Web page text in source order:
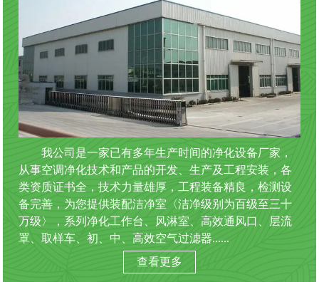
我公司是一家已有多年生产时间的净化设备厂家，
从事空调净化技术和产品的开发、生产及工程安装，各
类资质证书全，技术力量雄厚，工程装备精良，检测设
备完善，为您提供装配洁净室〈洁净级别为百级至三十
万级〉，系列净化工作台、风淋室、高效通风口、层流
罩、取样车、初、中、高效空气过滤器......
查看更多